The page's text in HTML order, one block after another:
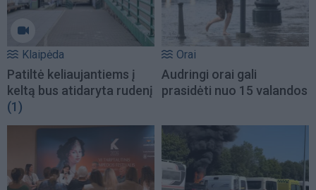
Klaipėda
Patiltė keliaujantiems į
keltą bus atidaryta rudenį
(1)
Orai
Audringi orai gali
prasidėti nuo 15 valandos